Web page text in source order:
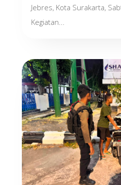
Jebres, Kota Surakarta,
Kegiatan...